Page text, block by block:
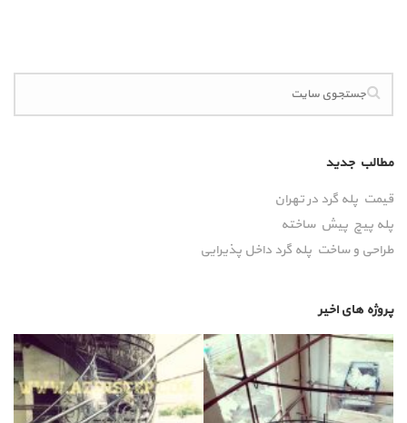
مطالب جدید
قیمت پله گرد در تهران
پله پیچ پیش‌ ساخته
طراحی و ساخت پله گرد داخل پذیرایی
پروژه های اخیر